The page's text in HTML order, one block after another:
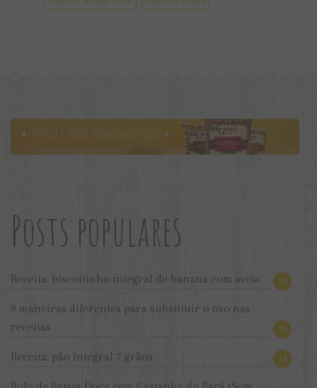
Posts populares
Receita: biscoitinho integral de banana com aveia 24
9 maneiras diferentes para substituir o ovo nas
receitas
16
Receita: pão integral 7 grãos 14